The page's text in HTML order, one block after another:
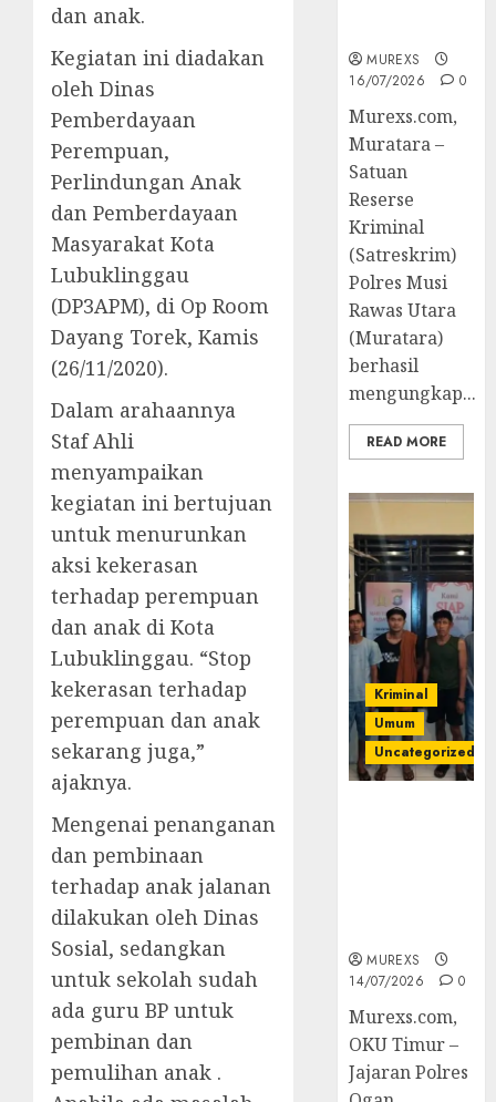
dan anak.
Kegiatan ini diadakan
oleh Dinas
Pemberdayaan
Perempuan,
Perlindungan Anak
dan Pemberdayaan
Masyarakat Kota
Lubuklinggau
(DP3APM), di Op Room
Dayang Torek, Kamis
(26/11/2020).
Dalam arahaannya
Staf Ahli
menyampaikan
kegiatan ini bertujuan
untuk menurunkan
aksi kekerasan
terhadap perempuan
dan anak di Kota
Lubuklinggau. “Stop
kekerasan terhadap
perempuan dan anak
sekarang juga,”
ajaknya.
Mengenai penanganan
dan pembinaan
terhadap anak jalanan
dilakukan oleh Dinas
Sosial, sedangkan
untuk sekolah sudah
ada guru BP untuk
pembinan dan
pemulihan anak .
MUREXS
16/07/2026
0
Murexs.com,
Muratara –
Satuan
Reserse
Kriminal
(Satreskrim)
Polres Musi
Rawas Utara
(Muratara)
berhasil
mengungkap...
READ MORE
Kriminal
Umum
Uncategorized
MUREXS
14/07/2026
0
Murexs.com,
OKU Timur –
Jajaran Polres